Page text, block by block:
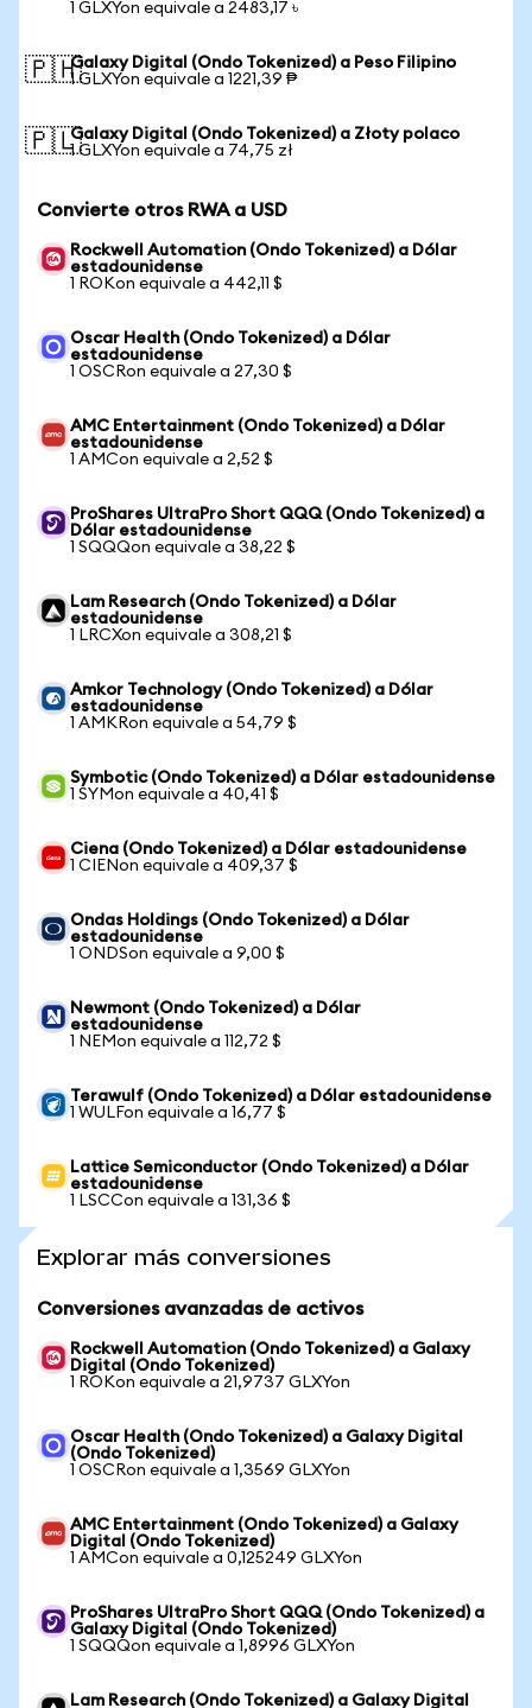
1 GLXYon equivale a 2483,17 ৳
🇵🇭Galaxy Digital (Ondo Tokenized) a Peso Filipino
1 GLXYon equivale a 1221,39 ₱
🇵🇱Galaxy Digital (Ondo Tokenized) a Złoty polaco
1 GLXYon equivale a 74,75 zł
Convierte otros RWA a USD
Rockwell Automation (Ondo Tokenized) a Dólar
estadounidense
1 ROKon equivale a 442,11 $
Oscar Health (Ondo Tokenized) a Dólar
estadounidense
1 OSCRon equivale a 27,30 $
AMC Entertainment (Ondo Tokenized) a Dólar
estadounidense
1 AMCon equivale a 2,52 $
ProShares UltraPro Short QQQ (Ondo Tokenized) a
Dólar estadounidense
1 SQQQon equivale a 38,22 $
Lam Research (Ondo Tokenized) a Dólar
estadounidense
1 LRCXon equivale a 308,21 $
Amkor Technology (Ondo Tokenized) a Dólar
estadounidense
1 AMKRon equivale a 54,79 $
Symbotic (Ondo Tokenized) a Dólar estadounidense
1 SYMon equivale a 40,41 $
Ciena (Ondo Tokenized) a Dólar estadounidense
1 CIENon equivale a 409,37 $
Ondas Holdings (Ondo Tokenized) a Dólar
estadounidense
1 ONDSon equivale a 9,00 $
Newmont (Ondo Tokenized) a Dólar
estadounidense
1 NEMon equivale a 112,72 $
Terawulf (Ondo Tokenized) a Dólar estadounidense
1 WULFon equivale a 16,77 $
Lattice Semiconductor (Ondo Tokenized) a Dólar
estadounidense
1 LSCCon equivale a 131,36 $
Explorar más conversiones
Conversiones avanzadas de activos
Rockwell Automation (Ondo Tokenized) a Galaxy
Digital (Ondo Tokenized)
1 ROKon equivale a 21,9737 GLXYon
Oscar Health (Ondo Tokenized) a Galaxy Digital
(Ondo Tokenized)
1 OSCRon equivale a 1,3569 GLXYon
AMC Entertainment (Ondo Tokenized) a Galaxy
Digital (Ondo Tokenized)
1 AMCon equivale a 0,125249 GLXYon
ProShares UltraPro Short QQQ (Ondo Tokenized) a
Galaxy Digital (Ondo Tokenized)
1 SQQQon equivale a 1,8996 GLXYon
Lam Research (Ondo Tokenized) a Galaxy Digital